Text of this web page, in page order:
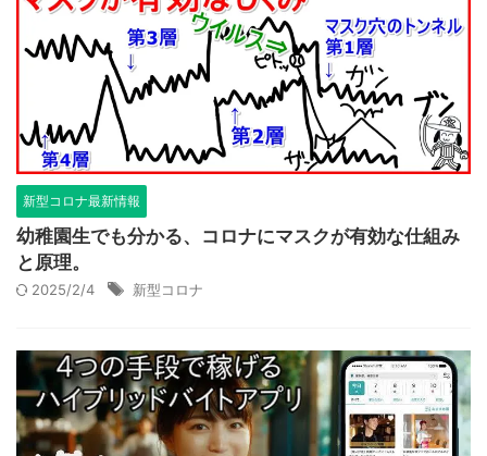
新型コロナ最新情報
幼稚園生でも分かる、コロナにマスクが有効な仕組み
と原理。
2025/2/4 新型コロナ